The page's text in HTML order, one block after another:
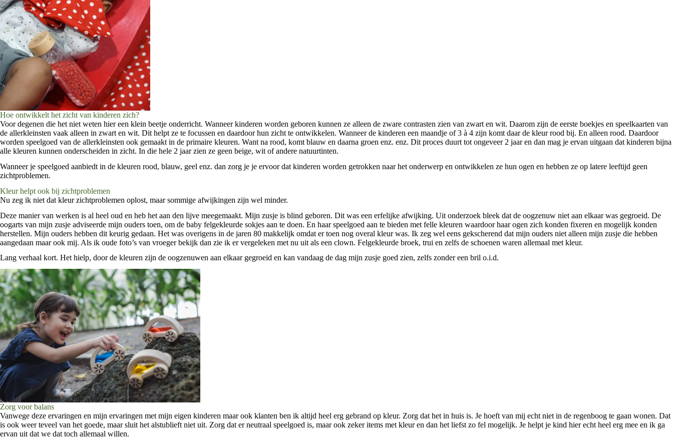
Hoe ontwikkelt het zicht van kinderen zich?
Voor degenen die het niet weten hier een klein beetje onderricht. Wanneer kinderen worden geboren kunnen ze alleen de zware contrasten zien van zwart en wit. Daarom zijn de eerste boekjes en speelkaarten van
de allerkleinsten vaak alleen in zwart en wit. Dit helpt ze te focussen en daardoor hun zicht te ontwikkelen. Wanneer de kinderen een maandje of 3 à 4 zijn komt daar de kleur rood bij. En alleen rood. Daardoor
worden speelgoed van de allerkleinsten ook gemaakt in de primaire kleuren. Want na rood, komt blauw en daarna groen enz. enz. Dit proces duurt tot ongeveer 2 jaar en dan mag je ervan uitgaan dat kinderen bijna
alle kleuren kunnen onderscheiden in zicht. In die hele 2 jaar zien ze geen beige, wit of andere natuurtinten.
Wanneer je speelgoed aanbiedt in de kleuren rood, blauw, geel enz. dan zorg je je ervoor dat kinderen worden getrokken naar het onderwerp en ontwikkelen ze hun ogen en hebben ze op latere leeftijd geen
zichtproblemen.
Kleur helpt ook bij zichtproblemen
Nu zeg ik niet dat kleur zichtproblemen oplost, maar sommige afwijkingen zijn wel minder.
Deze manier van werken is al heel oud en heb het aan den lijve meegemaakt. Mijn zusje is blind geboren. Dit was een erfelijke afwijking. Uit onderzoek bleek dat de oogzenuw niet aan elkaar was gegroeid. De
oogarts van mijn zusje adviseerde mijn ouders toen, om de baby felgekleurde sokjes aan te doen. En haar speelgoed aan te bieden met felle kleuren waardoor haar ogen zich konden fixeren en mogelijk konden
herstellen. Mijn ouders hebben dit keurig gedaan. Het was overigens in de jaren 80 makkelijk omdat er toen nog overal kleur was. Ik zeg wel eens gekscherend dat mijn ouders niet alleen mijn zusje die hebben
aangedaan maar ook mij. Als ik oude foto’s van vroeger bekijk dan zie ik er vergeleken met nu uit als een clown. Felgekleurde broek, trui en zelfs de schoenen waren allemaal met kleur.
Lang verhaal kort. Het hielp, door de kleuren zijn de oogzenuwen aan elkaar gegroeid en kan vandaag de dag mijn zusje goed zien, zelfs zonder een bril o.i.d.
Zorg voor balans
Vanwege deze ervaringen en mijn ervaringen met mijn eigen kinderen maar ook klanten ben ik altijd heel erg gebrand op kleur. Zorg dat het in huis is. Je hoeft van mij echt niet in de regenboog te gaan wonen. Dat
is ook weer teveel van het goede, maar sluit het alstublieft niet uit. Zorg dat er neutraal speelgoed is, maar ook zeker items met kleur en dan het liefst zo fel mogelijk. Je helpt je kind hier echt heel erg mee en ik ga
ervan uit dat we dat toch allemaal willen.